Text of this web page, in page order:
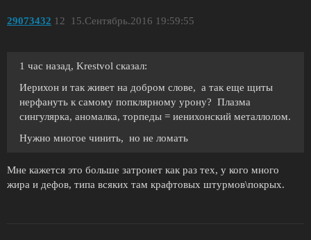
29073432 15.Сентябрь.2016 19:59:55
12
1 час назад, Krestvol сказал:
Иерихон и так живет на добром слове, а так еще щиты
нерфануть к самому попклярному урону? Плазма
сингулярка, аномалка, торпеды = иенихонский металлолом.
Нужно многое чинить, но не ломать
Мне кажется это больше затронет как раз тех, у кого много
жира и дефов, типа всяких там крафтовых штурмов\покрых.